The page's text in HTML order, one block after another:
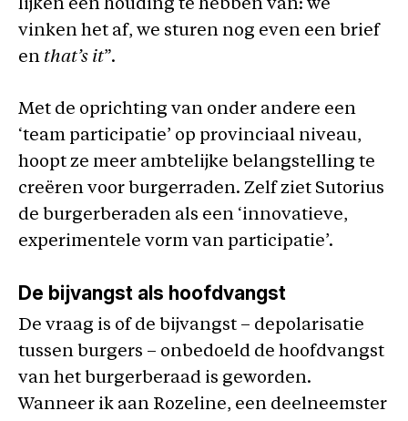
lijken een houding te hebben van: we
vinken het af, we sturen nog even een brief
en that’s it”.
Met de oprichting van onder andere een
‘team participatie’ op provinciaal niveau,
hoopt ze meer ambtelijke belangstelling te
creëren voor burgerraden. Zelf ziet Sutorius
de burgerberaden als een ‘innovatieve,
experimentele vorm van participatie’.
De bijvangst als hoofdvangst
De vraag is of de bijvangst – depolarisatie
tussen burgers – onbedoeld de hoofdvangst
van het burgerberaad is geworden.
Wanneer ik aan Rozeline, een deelneemster